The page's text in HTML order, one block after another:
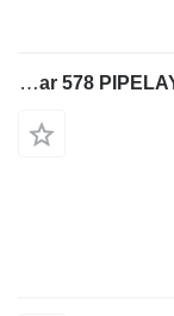
Caterpillar 578 PIPELAYER 70 to MIETE / RENTAL (12001622)